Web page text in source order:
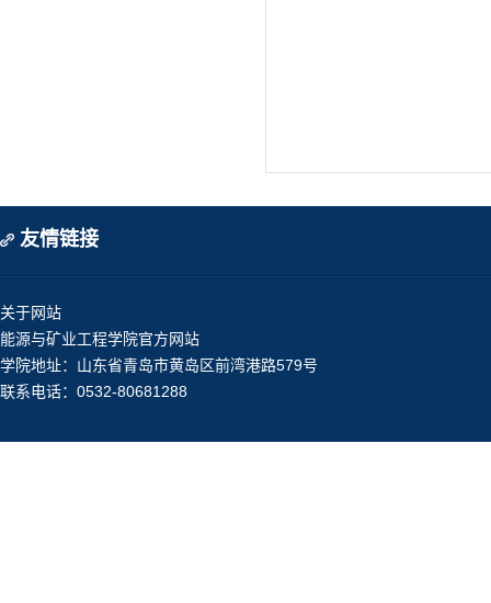
友情链接
关于网站
能源与矿业工程学院官方网站
学院地址：山东省青岛市黄岛区前湾港路579号
联系电话：0532-80681288